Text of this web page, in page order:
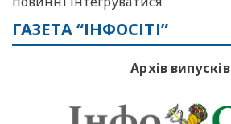
ГАЗЕТА “ІНФОСІТІ”
Архів випусків